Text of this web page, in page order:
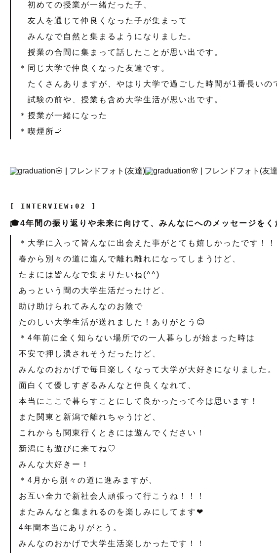
初めての授業が一緒だった子、
友人を通じて仲良くなった子が集まって
みんなで自然と集まるようになりました。
授業の合間に集まって話したことが思い出です。
＊同じ大学で仲良くなった友達です。
たくさんありますが、やはり大学で過ごした時間が1番長いの
試験の前や、授業も含め大学生活が思い出です。
＊授業が一緒になった
＊喫煙所🚬
[ INTERVIEW:02 ]
🎓4年間の振り返りや未来に向けて、みんなにへのメッセージをく
＊大学に入って皆んなに出会えた事がとても嬉しかったです！！
春から別々の道に進んで離れ離れになってしまうけど、
たまには皆んなで集まりたいね(^^)
あっという間の大学生活だったけど、
助け助けられてみんなのお陰で
たのしい大学生活が送れました！ありがとう😊
＊4年前に全く知らない場所での一人暮らしが始まった時は
不安で押し潰されそうだったけど、
みんなのおかげで毎日楽しくなって大学が大好きになりました。
面白くて優しすぎるみんなと仲良くなれて、
本当にここで暮らすことにして良かったって今は思います！
また関東と新潟で離れちゃうけど、
これからも関東行くときには遊んでください！
新潟にも遊びに来てね♡
みんな大好きー！
＊4月から別々の道に進みますが、
お互い全力で新社会人頑張って行こうね！！！
またみんなと集まれるのを楽しみにしてます❤︎
4年間本当にありがとう。
みんなのおかげで大学生活楽しかったです！！